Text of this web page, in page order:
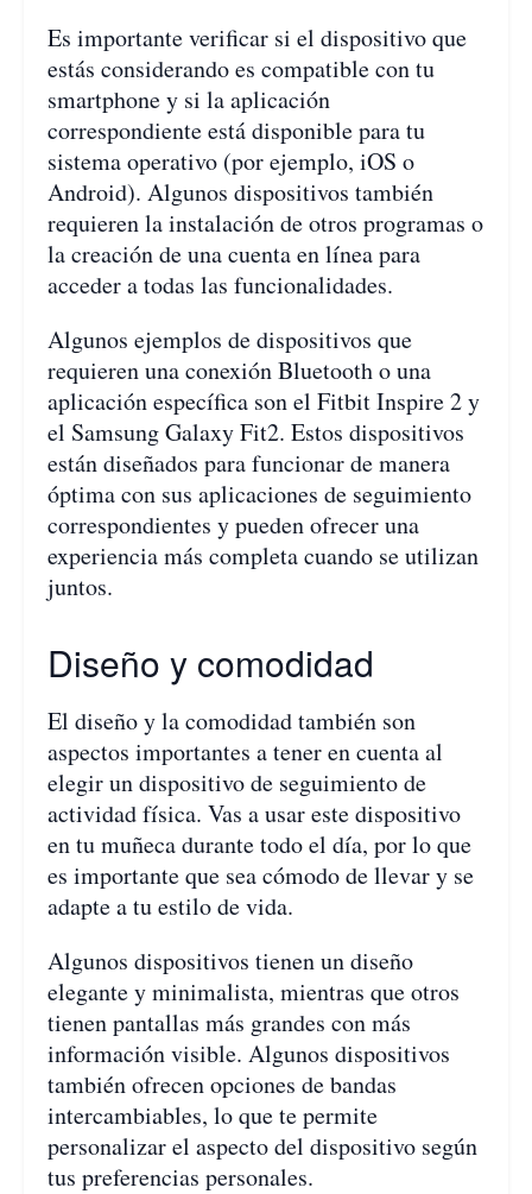
Es importante verificar si el dispositivo que
estás considerando es compatible con tu
smartphone y si la aplicación
correspondiente está disponible para tu
sistema operativo (por ejemplo, iOS o
Android). Algunos dispositivos también
requieren la instalación de otros programas o
la creación de una cuenta en línea para
acceder a todas las funcionalidades.
Algunos ejemplos de dispositivos que
requieren una conexión Bluetooth o una
aplicación específica son el Fitbit Inspire 2 y
el Samsung Galaxy Fit2. Estos dispositivos
están diseñados para funcionar de manera
óptima con sus aplicaciones de seguimiento
correspondientes y pueden ofrecer una
experiencia más completa cuando se utilizan
juntos.
Diseño y comodidad
El diseño y la comodidad también son
aspectos importantes a tener en cuenta al
elegir un dispositivo de seguimiento de
actividad física. Vas a usar este dispositivo
en tu muñeca durante todo el día, por lo que
es importante que sea cómodo de llevar y se
adapte a tu estilo de vida.
Algunos dispositivos tienen un diseño
elegante y minimalista, mientras que otros
tienen pantallas más grandes con más
información visible. Algunos dispositivos
también ofrecen opciones de bandas
intercambiables, lo que te permite
personalizar el aspecto del dispositivo según
tus preferencias personales.